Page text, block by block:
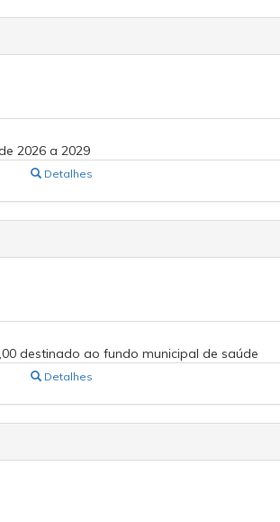
2026 a 2029
Detalhes
destinado ao fundo municipal de saúde
Detalhes